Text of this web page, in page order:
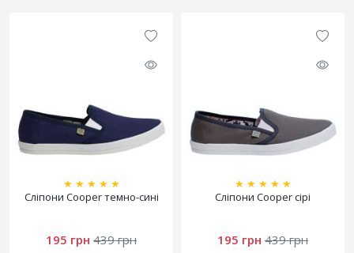
★ ★ ★ ★ ★
Сліпони Cooper темно-сині
195 грн 439 грн
★ ★ ★ ★ ★
Сліпони Cooper сірі
195 грн 439 грн